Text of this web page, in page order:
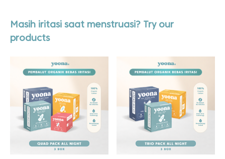
Masih iritasi saat menstruasi? Try our
products